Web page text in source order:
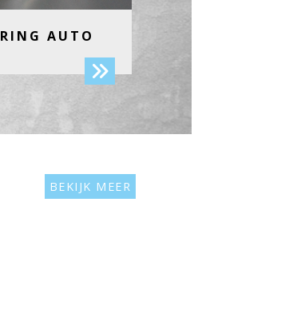
RING AUTO
BEKIJK MEER